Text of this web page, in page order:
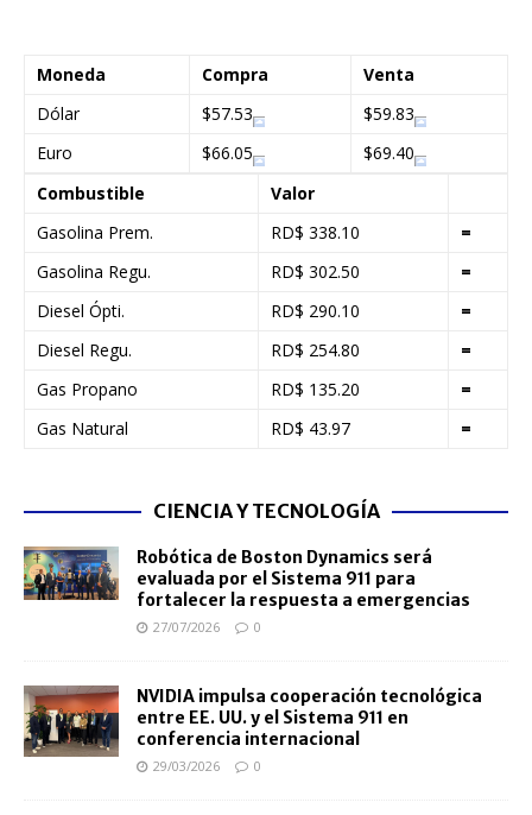
Moneda Compra
Venta
Dólar
$57.53
$59.83
Euro
$66.05
$69.40
Combustible
Valor
Gasolina Prem.
RD$ 338.10
=
Gasolina Regu.
RD$ 302.50
=
Diesel Ópti.
RD$ 290.10
=
Diesel Regu.
RD$ 254.80
=
Gas Propano
RD$ 135.20
=
Gas Natural
RD$ 43.97 =
CIENCIA Y TECNOLOGÍA
Robótica de Boston Dynamics será
evaluada por el Sistema 911 para
fortalecer la respuesta a emergencias
27/07/2026 0
NVIDIA impulsa cooperación tecnológica
entre EE. UU. y el Sistema 911 en
conferencia internacional
29/03/2026 0